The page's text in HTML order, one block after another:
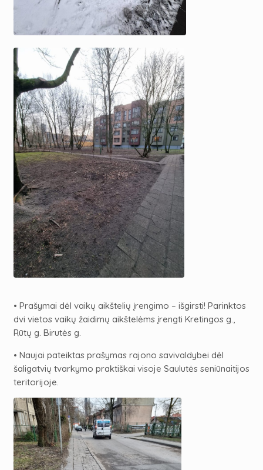
• Prašymai dėl vaikų aikštelių įrengimo – išgirsti! Parinktos
dvi vietos vaikų žaidimų aikštelėms įrengti Kretingos g.,
Rūtų g. Birutės g.
• Naujai pateiktas prašymas rajono savivaldybei dėl
šaligatvių tvarkymo praktiškai visoje Saulutės seniūnaitijos
teritorijoje.